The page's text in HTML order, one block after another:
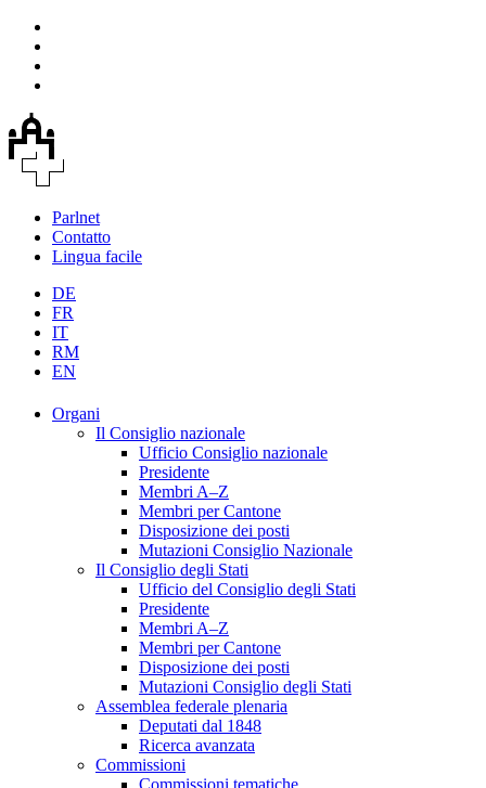
Parlnet
Contatto
Lingua facile
DE
FR
IT
RM
EN
Organi
Il Consiglio nazionale
Ufficio Consiglio nazionale
Presidente
Membri A–Z
Membri per Cantone
Disposizione dei posti
Mutazioni Consiglio Nazionale
Il Consiglio degli Stati
Ufficio del Consiglio degli Stati
Presidente
Membri A–Z
Membri per Cantone
Disposizione dei posti
Mutazioni Consiglio degli Stati
Assemblea federale plenaria
Deputati dal 1848
Ricerca avanzata
Commissioni